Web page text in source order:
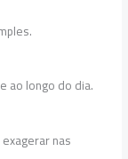
ao longo do dia.
nas